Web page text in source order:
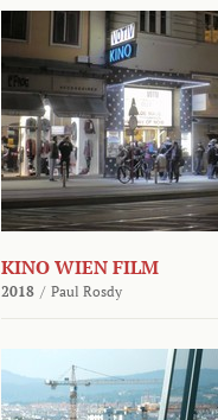
KINO WIEN FILM
2018 / Paul Rosdy